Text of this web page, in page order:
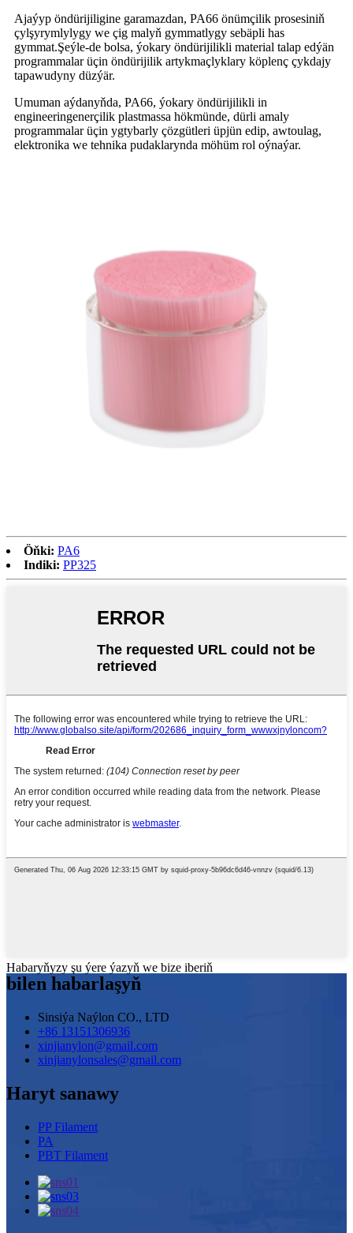
Ajaýyp öndürijiligine garamazdan, PA66 önümçilik prosesiniň
çylşyrymlylygy we çig malyň gymmatlygy sebäpli has
gymmat.Şeýle-de bolsa, ýokary öndürijilikli material talap edýän
programmalar üçin öndürijilik artykmaçlyklary köplenç çykdajy
tapawudyny düzýär.
Umuman aýdanyňda, PA66, ýokary öndürijilikli in
engineeringenerçilik plastmassa hökmünde, dürli amaly
programmalar üçin ygtybarly çözgütleri üpjün edip, awtoulag,
elektronika we tehnika pudaklarynda möhüm rol oýnaýar.
Öňki: PA6
Indiki: PP325
Habaryňyzy şu ýere ýazyň we bize iberiň
bilen habarlaşyň
Sinsiýa Naýlon CO., LTD
+86 13151306936
xinjianylon@gmail.com
xinjianylonsales@gmail.com
Haryt sanawy
PP Filament
PA
PBT Filament